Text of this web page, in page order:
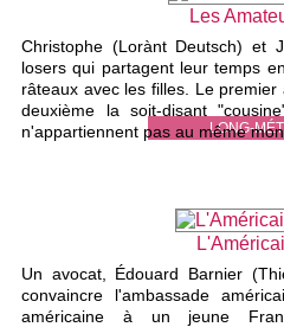
LONG-
Les
Christophe (Lorànt Deutsch) et
losers qui partagent leur temps
râteaux avec les filles. Le
deuxième la soit-disant
n'appartiennent pas au même
Un avocat, Édouard Barnier
convaincre l'ambassade
américaine à un jeune